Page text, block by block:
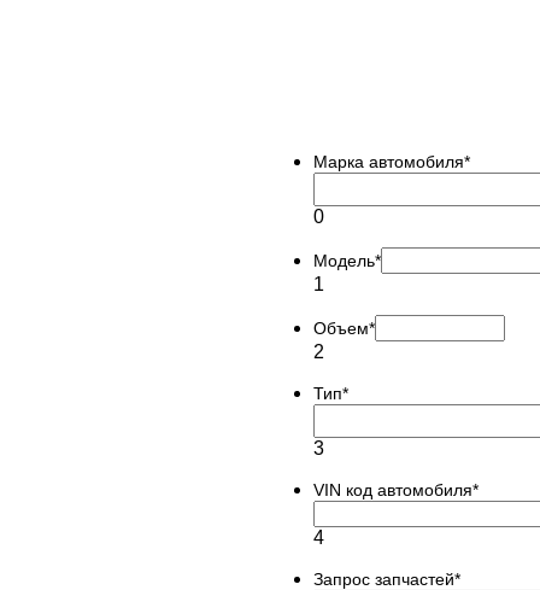
Марка автомобиля*
0
Модель*
1
Объем*
2
Тип*
3
VIN код автомобиля*
4
Запрос запчастей*